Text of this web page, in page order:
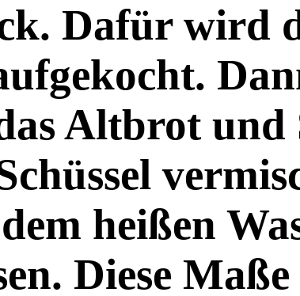
Dafür wird
Altbrot und
heißen
Diese